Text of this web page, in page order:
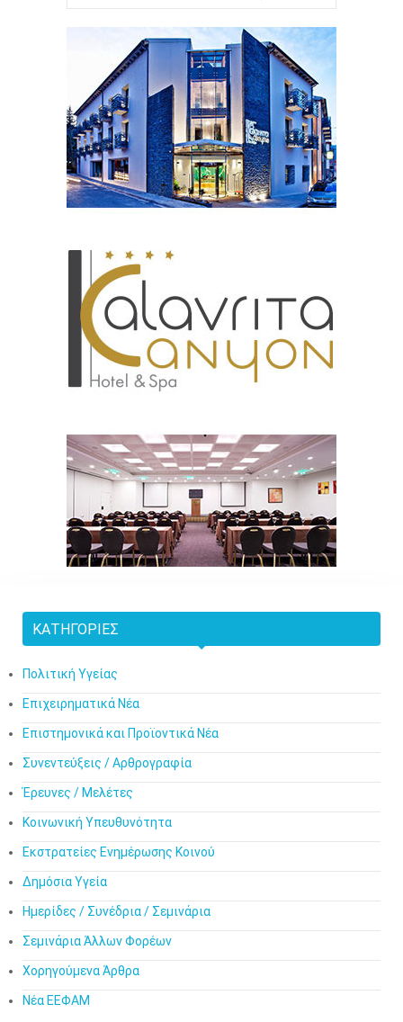
ΚΑΤΗΓΟΡΊΕΣ
Πολιτική Υγείας
Επιχειρηματικά Νέα
Επιστημονικά και Προϊοντικά Νέα
Συνεντεύξεις / Αρθρογραφία
Έρευνες / Μελέτες
Κοινωνική Υπευθυνότητα
Εκστρατείες Ενημέρωσης Κοινού
Δημόσια Υγεία
Ημερίδες / Συνέδρια / Σεμινάρια
Σεμινάρια Άλλων Φορέων
Χορηγούμενα Άρθρα
Νέα ΕΕΦΑΜ